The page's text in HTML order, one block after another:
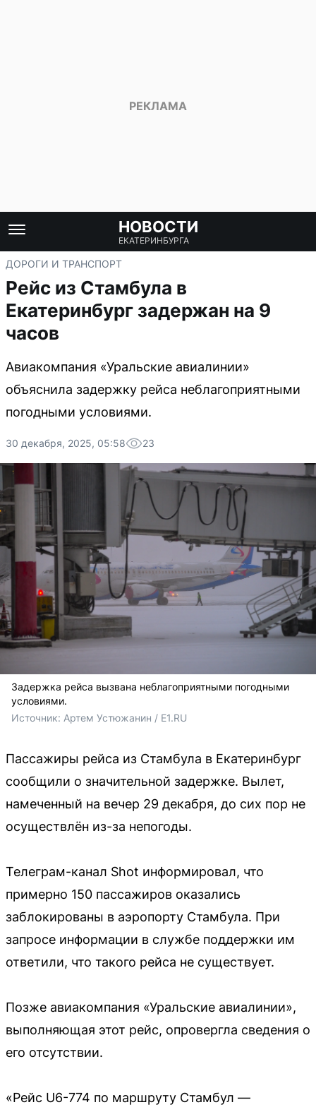
НОВОСТИ
ЕКАТЕРИНБУРГА
ДОРОГИ И ТРАНСПОРТ
Рейс из Стамбула в
Екатеринбург задержан на 9
часов
Авиакомпания «Уральские авиалинии»
объяснила задержку рейса неблагоприятными
погодными условиями.
30 декабря, 2025, 05:58 23
Задержка рейса вызвана неблагоприятными погодными
условиями.
Источник: Артем Устюжанин / E1.RU
Пассажиры рейса из Стамбула в Екатеринбург
сообщили о значительной задержке. Вылет,
намеченный на вечер 29 декабря, до сих пор не
осуществлён из-за непогоды.
Телеграм-канал Shot информировал, что
примерно 150 пассажиров оказались
заблокированы в аэропорту Стамбула. При
запросе информации в службе поддержки им
ответили, что такого рейса не существует.
Позже авиакомпания «Уральские авиалинии»,
выполняющая этот рейс, опровергла сведения о
его отсутствии.
«Рейс U6-774 по маршруту Стамбул —